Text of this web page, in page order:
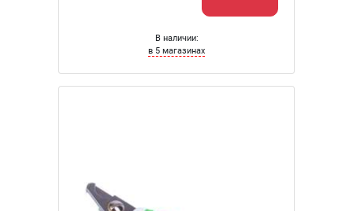
В наличии:
в 5 магазинах